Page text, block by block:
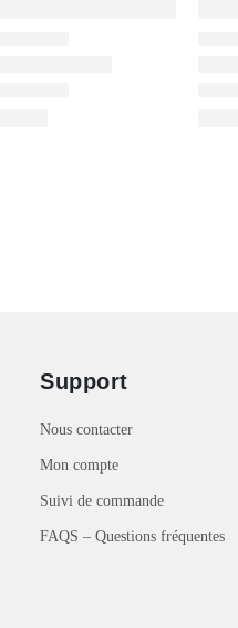
Support
Nous contacter
Mon compte
Suivi de commande
FAQS – Questions fréquentes